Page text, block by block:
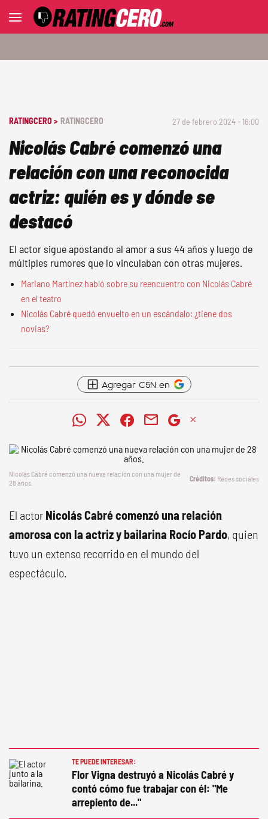
RATINGCERO > RATINGCERO 27 de febrero 2024 - 16:00
Nicolás Cabré comenzó una
relación con una reconocida
actriz: quién es y dónde se
destacó
El actor sigue apostando al amor a sus 44 años y luego de
múltiples rumores que lo vinculaban con otras mujeres.
Mariano Martínez habló sobre su reencuentro con Nicolás Cabré
en el teatro
Nicolás Cabré quedó envuelto en un escándalo: ¿tiene dos
novias?
Agregar C5N en
Nicolás Cabré comenzó una nueva relación con una mujer de
28 años.
Redes sociales
El actor Nicolás Cabré comenzó una relación
amorosa con la actriz y bailarina Rocío Pardo, quien
tuvo un extenso recorrido en el mundo del
espectáculo.
TE PUEDE INTERESAR:
Flor Vigna destruyó a Nicolás Cabré y
contó cómo fue trabajar con él: "Me
arrepiento de..."